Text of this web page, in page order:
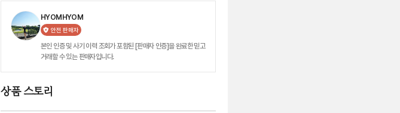
HYOMHYOM
안전 판매자
본인 인증 및 사기 이력 조회가 포함된 [판매자 인증]을 완료한 믿고
거래할 수 있는 판매자입니다.
상품 스토리